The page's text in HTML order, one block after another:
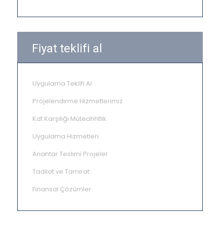
Fiyat teklifi al
Uygulama Teklifi Al
Projelendirme Hizmetlerimiz
Kat Karşılığı Müteahhtlik
Uygulama Hizmetleri
Anahtar Teslimi Projeler
Tadilat ve Tamirat
Finansal Çözümler